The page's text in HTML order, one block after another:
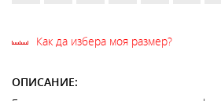
Как да избера моя размер?
ОПИСАНИЕ: